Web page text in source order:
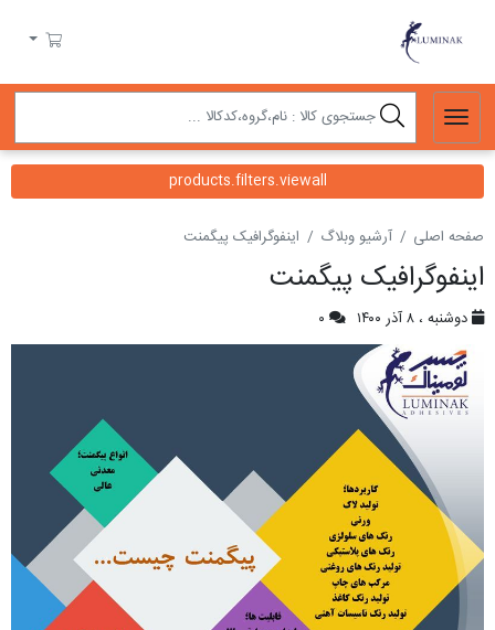
سبد خرید
products.filters.viewall
صفحه اصلی آرشیو وبلاگ اینفوگرافیک پیگمنت
اینفوگرافیک پیگمنت
دوشنبه ، ۸ آذر ۱۴۰۰